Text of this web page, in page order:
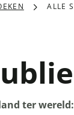
ALLE
ter